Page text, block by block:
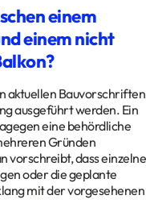
einem
einem nicht
aktuellen Bauvorschriften
ausgeführt werden. Ein
eine behördliche
Gründen
vorschreibt, dass einzelne
oder die geplante
mit der vorgesehenen